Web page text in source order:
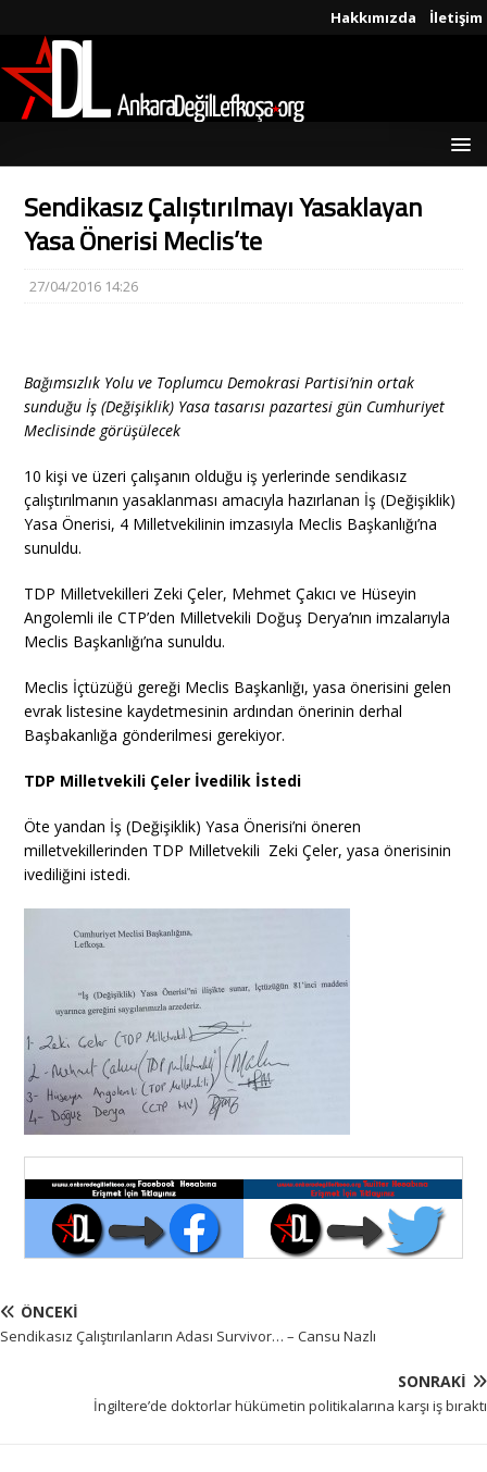
Hakkımızda İletişim
Sendikasız Çalıştırılmayı Yasaklayan
Yasa Önerisi Meclis’te
27/04/2016 14:26
Bağımsızlık Yolu ve Toplumcu Demokrasi Partisi’nin ortak
sunduğu İş (Değişiklik) Yasa tasarısı pazartesi gün Cumhuriyet
Meclisinde görüşülecek
10 kişi ve üzeri çalışanın olduğu iş yerlerinde sendikasız
çalıştırılmanın yasaklanması amacıyla hazırlanan İş (Değişiklik)
Yasa Önerisi, 4 Milletvekilinin imzasıyla Meclis Başkanlığı’na
sunuldu.
TDP Milletvekilleri Zeki Çeler, Mehmet Çakıcı ve Hüseyin
Angolemli ile CTP’den Milletvekili Doğuş Derya’nın imzalarıyla
Meclis Başkanlığı’na sunuldu.
Meclis İçtüzüğü gereği Meclis Başkanlığı, yasa önerisini gelen
evrak listesine kaydetmesinin ardından önerinin derhal
Başbakanlığa gönderilmesi gerekiyor.
TDP Milletvekili Çeler İvedilik İstedi
Öte yandan İş (Değişiklik) Yasa Önerisi’ni öneren
milletvekillerinden TDP Milletvekili Zeki Çeler, yasa önerisinin
ivediliğini istedi.
ÖNCEKI
Sendikasız Çalıştırılanların Adası Survivor… – Cansu Nazlı
SONRAKI
İngiltere’de doktorlar hükümetin politikalarına karşı iş bıraktı